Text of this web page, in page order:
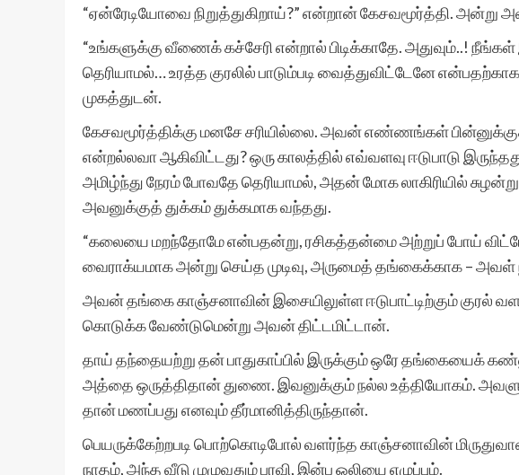
“ஏன்ரேடியோவை நிறுத்துகிறாய்?” என்றான் கேசவமூர்த்தி. அன்று
“உங்களுக்கு வீணைக் கச்சேரி என்றால் பிடிக்காதே. அதுவும்..!
தெரியாமல்… உரத்த குரலில் பாடும்படி வைத்துவிட்டேனே
முகத்துடன்.
கேசவமூர்த்திக்கு மனசே சரியில்லை. அவன் எண்ணங்கள்
என்றல்லவா ஆகிவிட்டது? ஒரு காலத்தில் எவ்வளவு ஈடுபாடு
அமிழ்ந்து நேரம் போவதே தெரியாமல், அதன் மோக லாகிரியில்
அவனுக்குத் துக்கம் துக்கமாக வந்தது.
“கலையை மறந்தோமே என்பதன்று, ரசிகத்தன்மை அற்றுப் போய்
வைராக்யமாக அன்று செய்த முடிவு, அருமைத் தங்கைக்காக – அவள்
அவன் தங்கை காஞ்சனாவின் இசையிலுள்ள ஈடுபாட்டிற்கும் குரல்
கொடுக்க வேண்டுமென்று அவன் திட்டமிட்டான்.
தாய் தந்தையற்று தன் பாதுகாப்பில் இருக்கும் ஒரே தங்கையைக்
அத்தை ஒருத்திதான் துணை. இவனுக்கும் நல்ல உத்தியோகம்.
தான் மணப்பது எனவும் தீர்மானித்திருந்தான்.
பெயருக்கேற்றபடி பொற்கொடிபோல் வளர்ந்த காஞ்சனாவின்
நாதம், அந்த வீடு முழுவதும் பரவி, இன்ப ஒலியை எழுப்பும்.